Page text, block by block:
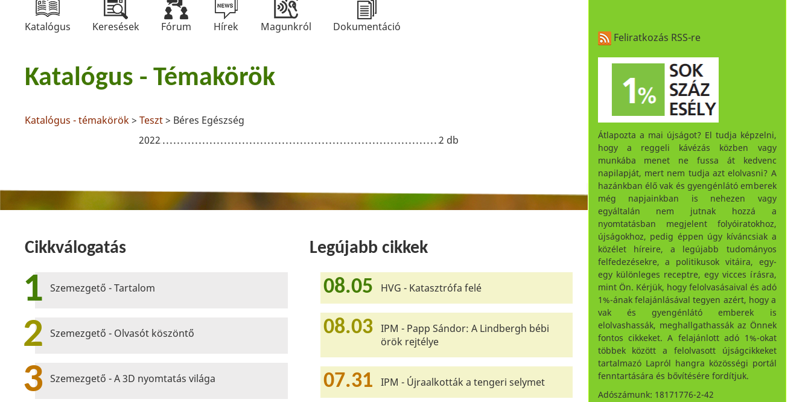
Katalógus Keresések Fórum Hírek Magunkról Dokumentáció
Katalógus - Témakörök
Katalógus - témakörök> Teszt> Béres Egészség
2022
2 db
Cikkválogatás
1 Szemezgető - Tartalom
2 Szemezgető - Olvasót köszöntő
3 Szemezgető - A 3D nyomtatás világa
Legújabb cikkek
08.05 HVG - Katasztrófa felé
08.03
IPM - Papp Sándor: A Lindbergh bébi
örök rejtélye
07.31 IPM - Újraalkották a tengeri selymet
Feliratkozás RSS-re
Átlapozta a mai újságot? El tudja képzelni,
hogy a reggeli kávézás közben vagy
munkába menet ne fussa át kedvenc
napilapját, mert nem tudja azt elolvasni? A
hazánkban élő vak és gyengénlátó emberek
még napjainkban is nehezen vagy
egyáltalán nem jutnak hozzá a
nyomtatásban megjelent folyóiratokhoz,
újságokhoz, pedig éppen úgy kíváncsiak a
közélet híreire, a legújabb tudományos
felfedezésekre, a politikusok vitáira, egy-
egy különleges receptre, egy vicces írásra,
mint Ön. Kérjük, hogy felolvasásaival és adó
1%-ának felajánlásával tegyen azért, hogy a
vak és gyengénlátó emberek is
elolvashassák, meghallgathassák az Önnek
fontos cikkeket. A felajánlott adó 1%-okat
többek között a felolvasott újságcikkeket
tartalmazó Lapról hangra közösségi portál
fenntartására és bővítésére fordítjuk.
Adószámunk: 18171776-2-42